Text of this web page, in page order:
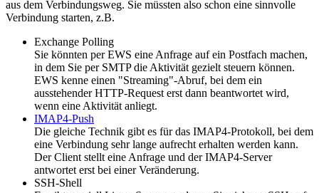
aus dem Verbindungsweg. Sie müssten also schon eine sinnvolle
Verbindung starten, z.B.
Exchange Polling
Sie könnten per EWS eine Anfrage auf ein Postfach machen,
in dem Sie per SMTP die Aktivität gezielt steuern können.
EWS kenne einen "Streaming"-Abruf, bei dem ein
ausstehender HTTP-Request erst dann beantwortet wird,
wenn eine Aktivität anliegt.
IMAP4-Push
Die gleiche Technik gibt es für das IMAP4-Protokoll, bei dem
eine Verbindung sehr lange aufrecht erhalten werden kann.
Der Client stellt eine Anfrage und der IMAP4-Server
antwortet erst bei einer Veränderung.
SSH-Shell